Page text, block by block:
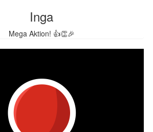
Inga
Mega Aktion! 👍👏🎉